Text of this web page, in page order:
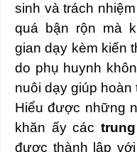
sinh và trách
quá bận rộn mà
gian dạy kèm kiến
do phụ huynh
nuôi dạy giúp hoàn
Hiểu được những
khăn ấy các
được thành lập